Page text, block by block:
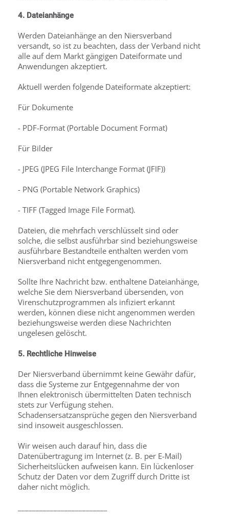
4. Dateianhänge
Werden Dateianhänge an den Niersverband
versandt, so ist zu beachten, dass der Verband nicht
alle auf dem Markt gängigen Dateiformate und
Anwendungen akzeptiert.
Aktuell werden folgende Dateiformate akzeptiert:
Für Dokumente
- PDF-Format (Portable Document Format)
Für Bilder
- JPEG (JPEG File Interchange Format (JFIF))
- PNG (Portable Network Graphics)
- TIFF (Tagged Image File Format).
Dateien, die mehrfach verschlüsselt sind oder
solche, die selbst ausführbar sind beziehungsweise
ausführbare Bestandteile enthalten werden vom
Niersverband nicht entgegengenommen.
Sollte Ihre Nachricht bzw. enthaltene Dateianhänge,
welche Sie dem Niersverband übersenden, von
Virenschutzprogrammen als infiziert erkannt
werden, können diese nicht angenommen werden
beziehungsweise werden diese Nachrichten
ungelesen gelöscht.
5. Rechtliche Hinweise
Der Niersverband übernimmt keine Gewähr dafür,
dass die Systeme zur Entgegennahme der von
Ihnen elektronisch übermittelten Daten technisch
stets zur Verfügung stehen.
Schadensersatzansprüche gegen den Niersverband
sind insoweit ausgeschlossen.
Wir weisen auch darauf hin, dass die
Datenübertragung im Internet (z. B. per E-Mail)
Sicherheitslücken aufweisen kann. Ein lückenloser
Schutz der Daten vor dem Zugriff durch Dritte ist
daher nicht möglich.